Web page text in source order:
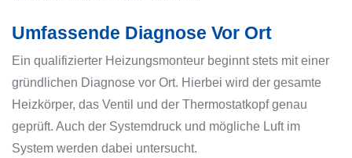
Umfassende Diagnose Vor Ort
Ein qualifizierter Heizungsmonteur beginnt stets mit einer
gründlichen Diagnose vor Ort. Hierbei wird der gesamte
Heizkörper, das Ventil und der Thermostatkopf genau
geprüft. Auch der Systemdruck und mögliche Luft im
System werden dabei untersucht.